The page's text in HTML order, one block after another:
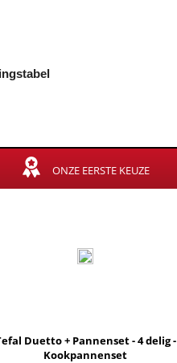
ONZE EERSTE KEUZE
Duetto + Pannenset - 4 delig -
Kookpannenset